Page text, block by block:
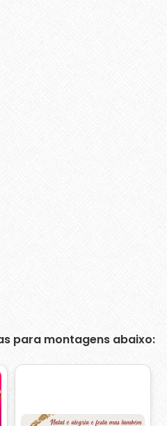
para montagens abaixo: